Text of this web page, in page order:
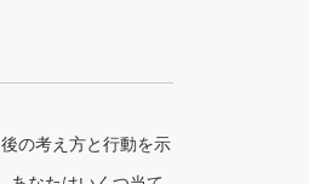
の考え方と行動を示